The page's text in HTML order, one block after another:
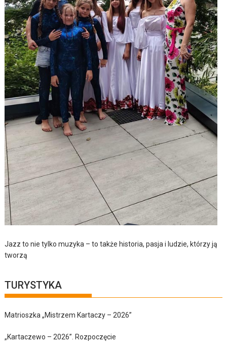
Jazz to nie tylko muzyka – to także historia, pasja i ludzie, którzy ją
tworzą
TURYSTYKA
Matrioszka „Mistrzem Kartaczy – 2026”
„Kartaczewo – 2026”. Rozpoczęcie